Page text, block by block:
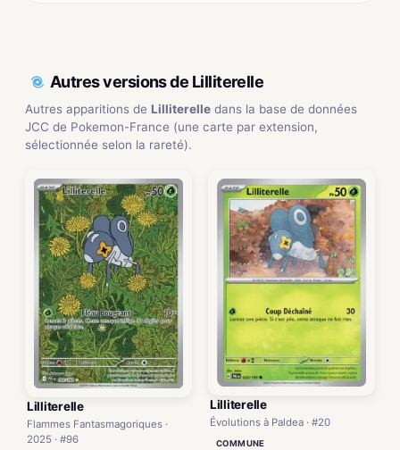
Autres versions de Lilliterelle
Autres apparitions de Lilliterelle dans la base de données
JCC de Pokemon-France (une carte par extension,
sélectionnée selon la rareté).
Lilliterelle
Flammes Fantasmagoriques ·
2025 · #96
Lilliterelle
Évolutions à Paldea · #20
COMMUNE